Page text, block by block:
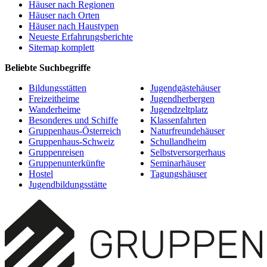
Häuser nach Regionen
Häuser nach Orten
Häuser nach Haustypen
Neueste Erfahrungsberichte
Sitemap komplett
Beliebte Suchbegriffe
Bildungsstätten
Freizeitheime
Wanderheime
Besonderes und Schiffe
Gruppenhaus-Österreich
Gruppenhaus-Schweiz
Gruppenreisen
Gruppenunterkünfte
Hostel
Jugendbildungsstätte
Jugendgästehäuser
Jugendherbergen
Jugendzeltplatz
Klassenfahrten
Naturfreundehäuser
Schullandheim
Selbstversorgerhaus
Seminarhäuser
Tagungshäuser